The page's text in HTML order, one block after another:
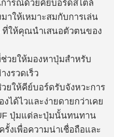
ารณ์ด้วยคีย์บอร์ดสไตล์
าให้เหมาะสมกับการเล่น
ที่ให้คุณนำเสนอตัวตนของ
วยให้มองหาปุ่มสำหรับ
งรวดเร็ว
ยให้คีย์บอร์ดรับจังหวะการ
ด้ไวและง่ายดายกว่าเคย
ปุ่มแต่ละปุ่มนั้นทนทาน
งเพื่อความน่าเชื่อถือและ